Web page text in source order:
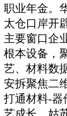
职业年金。
太仓口岸开
主要窗口企
根本设备，
艺、材料数
安拆聚焦二
打通材料-器